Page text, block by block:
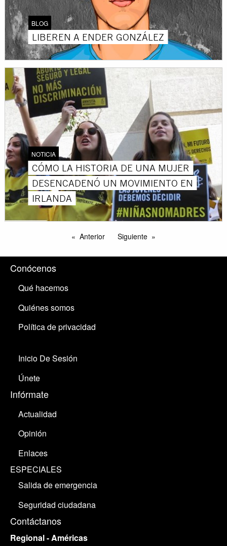
BLOG
LIBEREN A ENDER GONZÁLEZ
NOTICIA
CÓMO LA HISTORIA DE UNA MUJER
DESENCADENÓ UN MOVIMIENTO EN
IRLANDA
Anterior Siguiente
Conócenos
Qué hacemos
Quiénes somos
Política de privacidad
Inicio De Sesión
Únete
Infórmate
Actualidad
Opinión
Enlaces
ESPECIALES
Salida de emergencia
Seguridad ciudadana
Contáctanos
Regional - Américas